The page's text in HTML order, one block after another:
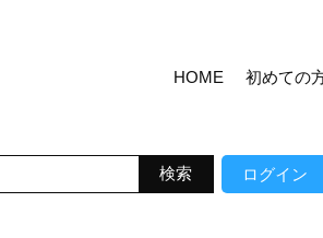
HOME 初めての
ログイン